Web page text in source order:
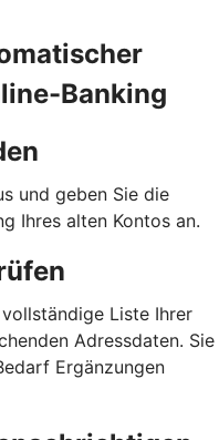
Banking
und geben Sie die
Ihres alten Kontos an.
Liste Ihrer
Adressdaten. Sie
Ergänzungen